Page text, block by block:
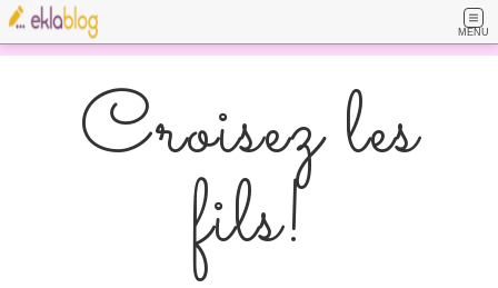
MENU
Croisez les
fils!